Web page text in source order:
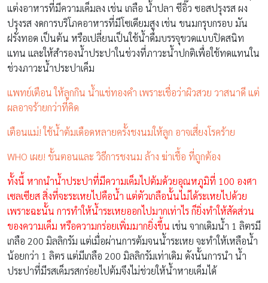
แต่งอาหารที่มีความเค็มลง เช่น เกลือ น้ำปลา ซีอิ๊ว ซอสปรุงรส ผง
ปรุงรส งดการบริโภคอาหารที่มีโซเดียมสูง เช่น ขนมกรุบกรอบ มัน
ฝรั่งทอด เป็นต้น หรือเปลี่ยนเป็นใช้น้ำดื่มบรรจุขวดแบบปิดสนิท
แทน และให้สำรองน้ำประปาในช่วงที่ภาวะน้ำปกติเพื่อใช้ทดแทนใน
ช่วงภาวะน้ำประปาเค็ม
แพทย์เตือน ให้ลูกกิน น้ำแช่ทองคำ เพราะเชื่อว่าผิวสวย วาสนาดี แต่
ผลอาจร้ายกว่าที่คิด
เตือนแม่! ใช้น้ำต้มเดือดหลายครั้งชงนมให้ลูก อาจเสี่ยงโรคร้าย
WHO เผย! ขั้นตอนและ วิธีการชงนม ล้าง ฆ่าเชื้อ ที่ถูกต้อง
ทั้งนี้ หากนำน้ำประปาที่มีความเค็มไปต้มด้วยอุณหภูมิที่ 100 องศา
เซลเซียส สิ่งที่จะระเหยไปคือน้ำ แต่ตัวเกลือนั้นไม่ได้ระเหยไปด้วย
เพราะฉะนั้น การทำให้น้ำระเหยออกไปมากเท่าไร ก็ยิ่งทำให้สัดส่วน
ของความเค็ม หรือความกร่อยเพิ่มมากยิ่งขึ้น เช่น จากเดิมน้ำ 1 ลิตรมี
เกลือ 200 มิลลิกรัม แต่เมื่อผ่านการต้มจนน้ำระเหย จะทำให้เหลือน้ำ
น้อยกว่า 1 ลิตร แต่มีเกลือ 200 มิลลิกรัมเท่าเดิม ดังนั้นการนำ น้ำ
ประปาที่มีรสเค็มรสกร่อยไปต้มจึงไม่ช่วยให้น้ำหายเค็มได้